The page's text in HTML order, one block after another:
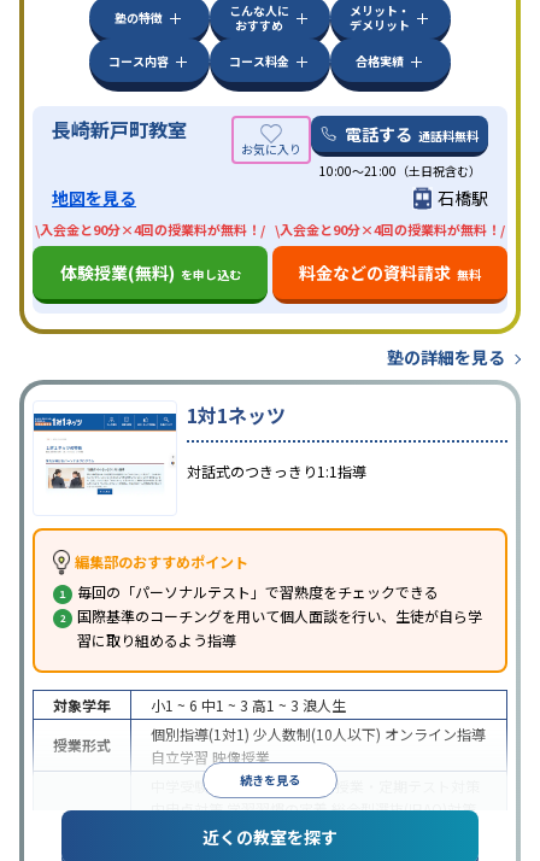
塾の特徴
こんな人に
おすすめ
メリット・
デメリット
コース内容
コース料金 合格実績
長崎新戸町教室 電話する 通話料無料
10:00〜21:00（土日祝含む）
地図を見る 石橋駅
\入会金と90分×4回の授業料が無料！/
体験授業(無料) を申し込む
\入会金と90分×4回の授業料が無料！/
料金などの資料請求 無料
塾の詳細を見る
1対1ネッツ
対話式のつきっきり1:1指導
編集部のおすすめポイント
毎回の「パーソナルテスト」で習熟度をチェックできる
国際基準のコーチングを用いて個人面談を行い、生徒が自ら学
習に取り組めるよう指導
続きを見る
対象学年 小1 ~ 6 中1 ~ 3 高1 ~ 3 浪人生
授業形式
個別指導(1対1) 少人数制(10人以下) オンライン指導
自立学習 映像授業
中学受験 高校受験大学受験
授業・定期テスト対策
内申点対策学習習慣の定着総合型選抜(旧AO)対策
推薦入試対策 学校別特化対策
近くの教室を探す